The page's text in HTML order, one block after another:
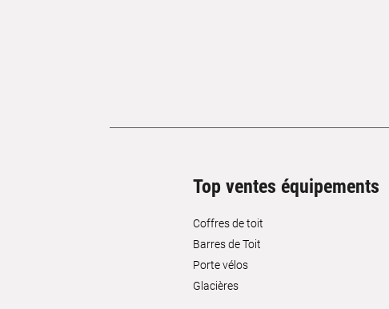
Top ventes équipements
Coffres de toit
Barres de Toit
Porte vélos
Glacières